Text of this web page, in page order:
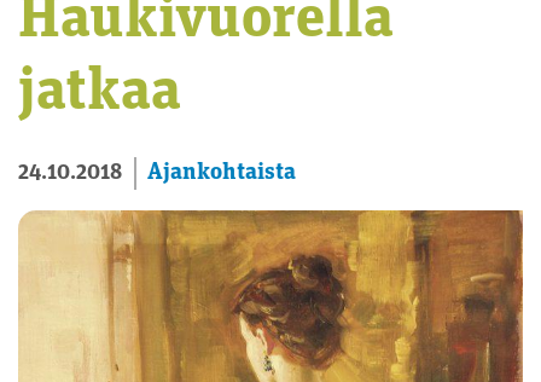
Haukivuorella
jatkaa
24.10.2018 Ajankohtaista